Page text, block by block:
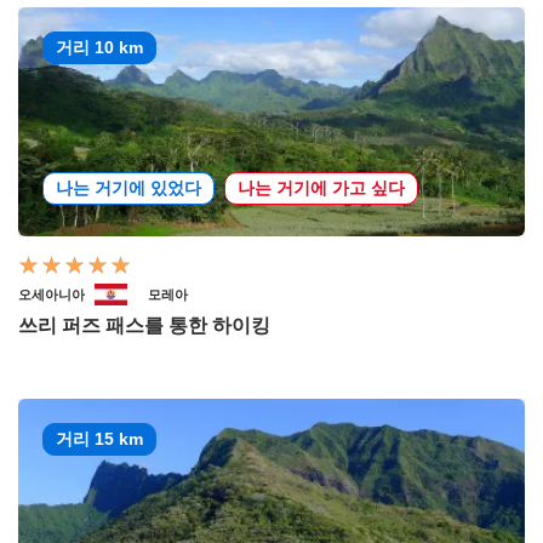
거리 10 km
나는 거기에 있었다 나는 거기에 가고 싶다
오세아니아 모레아
쓰리 퍼즈 패스를 통한 하이킹
거리 15 km